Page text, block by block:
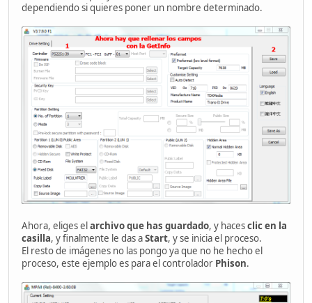
dependiendo si quieres poner un nombre determinado.
Ahora, eliges elarchivo que has guardado, y hacesclic en la
casilla, y finalmente le das aStart, y se inicia el proceso.
El resto de imágenes no las pongo ya que no he hecho el
proceso, este ejemplo es para el controlador Phison.